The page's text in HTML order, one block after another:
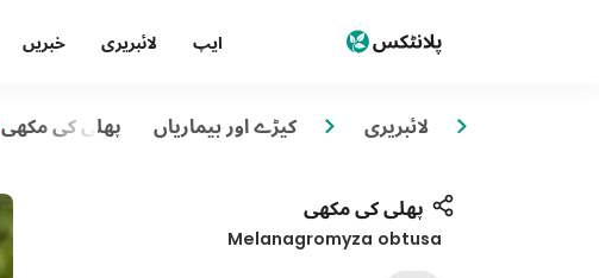
ایپ لائبریری خبریں
لائبریری کیڑے اور بیماریاں پھلی کی مکھی
پھلی کی مکھی
Melanagromyza obtusa